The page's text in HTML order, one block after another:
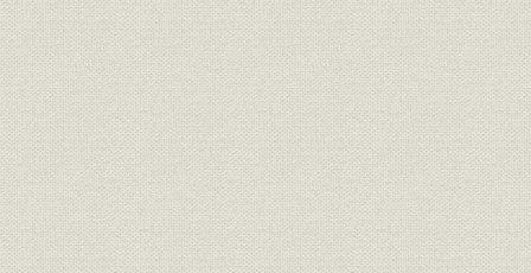
高田直屹の米国留学
六、 米人技師フーラーの招聘
七、 水路に関する大倉土木組との紛争
八、 天竜川の流材に悩む
第二章 渋沢、大川の退陣とストライキの前後